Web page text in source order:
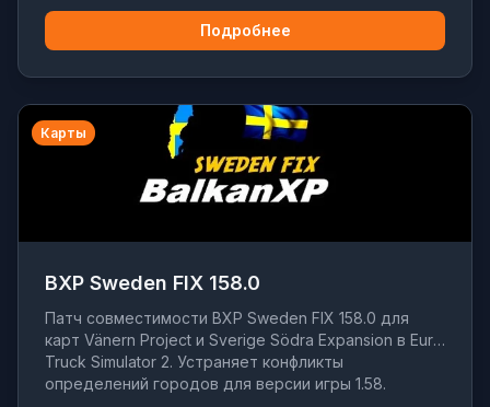
Подробнее
Карты
BXP Sweden FIX 158.0
Патч совместимости BXP Sweden FIX 158.0 для
карт Vänern Project и Sverige Södra Expansion в Euro
Truck Simulator 2. Устраняет конфликты
определений городов для версии игры 1.58.